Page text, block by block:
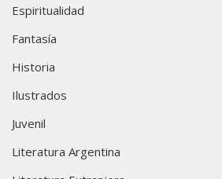
Espiritualidad
Fantasía
Historia
Ilustrados
Juvenil
Literatura Argentina